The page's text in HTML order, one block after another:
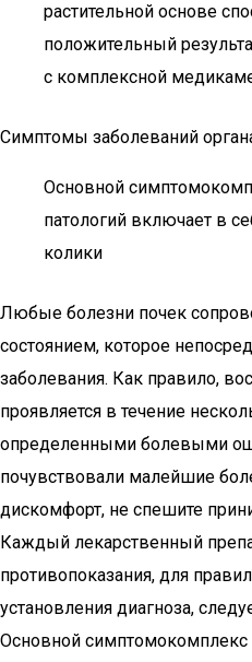
растительной основе
положительный
с комплексной
Симптомы заболеваний
Основной
патологий включает в
колики
Любые болезни почек
состоянием, которое
заболевания. Как правило,
проявляется в течение
определенными болевыми
почувствовали малейшие
дискомфорт, не спешите
Каждый лекарственный
противопоказания, для
установления диагноза,
Основной симптомокомплекс